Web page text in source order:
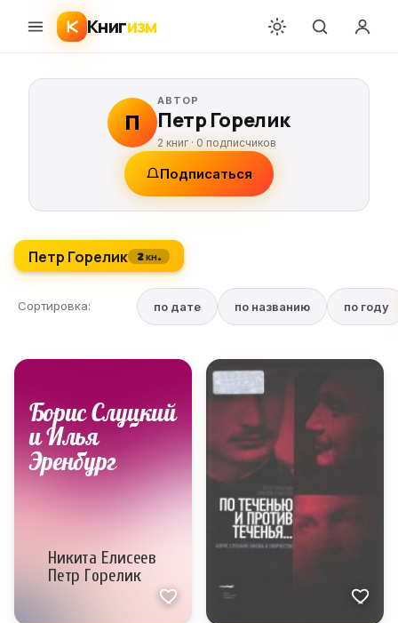
Книгизм
П
АВТОР
Петр Горелик
2 книг ·0 подписчиков
Подписаться
Петр Горелик 2 кн.
Сортировка: по дате по названию по году